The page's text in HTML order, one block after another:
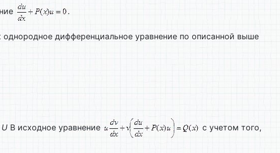
.
однородное дифференциальное уравнение по описанной выше
U В исходное уравнение
с учетом того,